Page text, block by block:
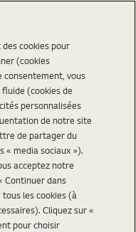
cookies pour
(cookies
vous
(cookies de
personnalisées
de notre site
de partager du
« media sociaux »).
acceptez notre
Continuer dans
les cookies (à
Cliquez sur «
pour choisir